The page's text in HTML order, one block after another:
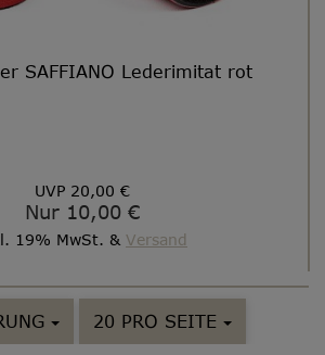
SAFFIANO Lederimitat rot
UVP 20,00 €
Nur 10,00 €
19% MwSt. & Versand
20 PRO SEITE